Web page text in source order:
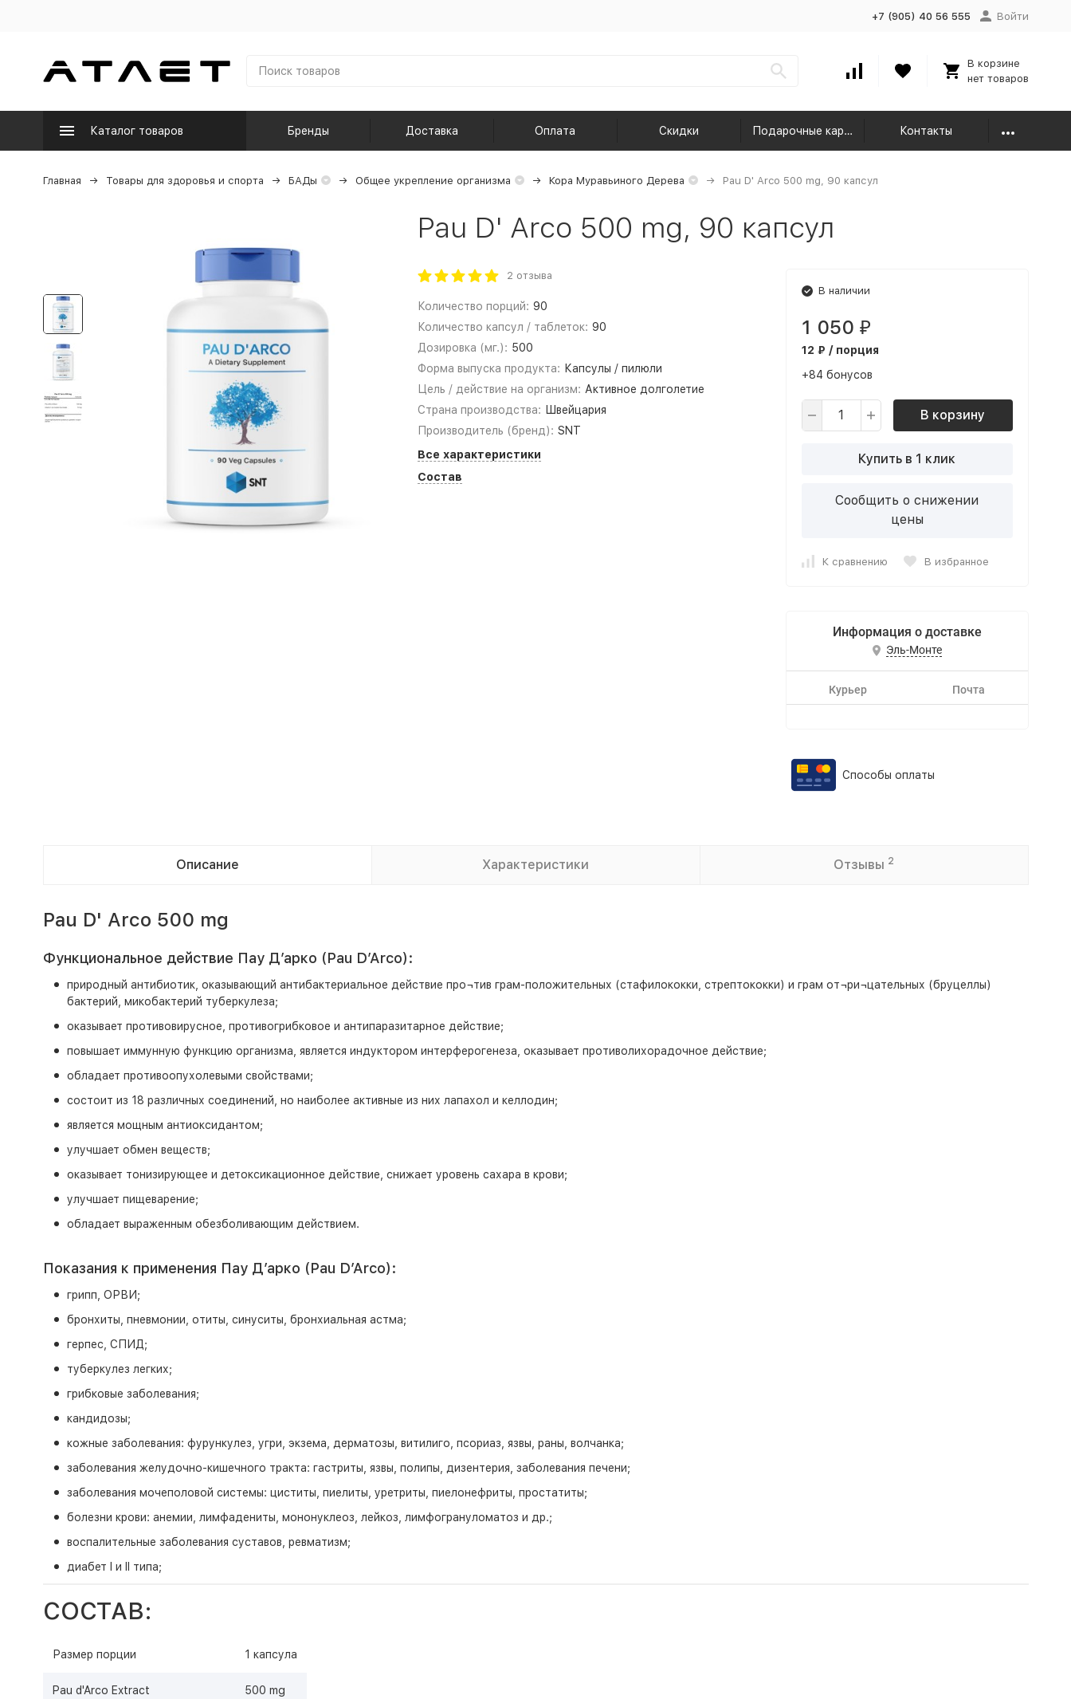
+7 (905) 40 56 555 Войти
В корзине
нет товаров
Каталог товаров Бренды Доставка Оплата Скидки Подарочные карты Контакты
Главная Товары для здоровья и спорта БАДы Общее укрепление организма Кора Муравьиного Дерева Pau D' Arco 500 mg, 90 капсул
Pau D' Arco 500 mg, 90 капсул
2 отзыва
Количество порций: 90
Количество капсул / таблеток: 90
Дозировка (мг.): 500
Форма выпуска продукта: Капсулы / пилюли
Цель / действие на организм: Активное долголетие
Страна производства: Швейцария
Производитель (бренд): SNT
Все характеристики
Состав
В наличии
1 050 ₽
12 ₽ / порция
+84 бонусов
В корзину
Купить в 1 клик
Сообщить о снижении
цены
К сравнению В избранное
Информация о доставке
Эль-Монте
Курьер Почта
Способы оплаты
Описание Характеристики Отзывы 2
Pau D' Arco 500 mg
Функциональное действие Пау Д′арко (Pau D′Arco):
природный антибиотик, оказывающий антибактериальное действие про¬тив грам-положительных (стафилококки, стрептококки) и грам от¬ри¬цательных (бруцеллы)
бактерий, микобактерий туберкулеза;
оказывает противовирусное, противогрибковое и антипаразитарное действие;
повышает иммунную функцию организма, является индуктором интерферогенеза, оказывает противолихорадочное действие;
обладает противоопухолевыми свойствами;
состоит из 18 различных соединений, но наиболее активные из них лапахол и келлодин;
является мощным антиоксидантом;
улучшает обмен веществ;
оказывает тонизирующее и детоксикационное действие, снижает уровень сахара в крови;
улучшает пищеварение;
обладает выраженным обезболивающим действием.
Показания к применения Пау Д′арко (Pau D′Arco):
грипп, ОРВИ;
бронхиты, пневмонии, отиты, синуситы, бронхиальная астма;
герпес, СПИД;
туберкулез легких;
грибковые заболевания;
кандидозы;
кожные заболевания: фурункулез, угри, экзема, дерматозы, витилиго, псориаз, язвы, раны, волчанка;
заболевания желудочно-кишечного тракта: гастриты, язвы, полипы, дизентерия, заболевания печени;
заболевания мочеполовой системы: циститы, пиелиты, уретриты, пиелонефриты, простатиты;
болезни крови: анемии, лимфадениты, мононуклеоз, лейкоз, лимфогрануломатоз и др.;
воспалительные заболевания суставов, ревматизм;
диабет I и II типа;
СОСТАВ:
Размер порции 1 капсула
Pau d'Arco Extract 500 mg